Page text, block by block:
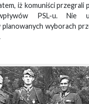
iż komuniści przegrali
PSL-u. Nie
planowanych wyborach